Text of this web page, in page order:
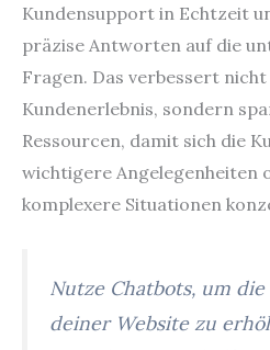
Kundensupport in Echtzeit
präzise Antworten auf die
Fragen. Das verbessert
Kundenerlebnis, sondern
Ressourcen, damit sich die
wichtigere Angelegenheiten
komplexere Situationen
Nutze Chatbots, um
deiner Website zu